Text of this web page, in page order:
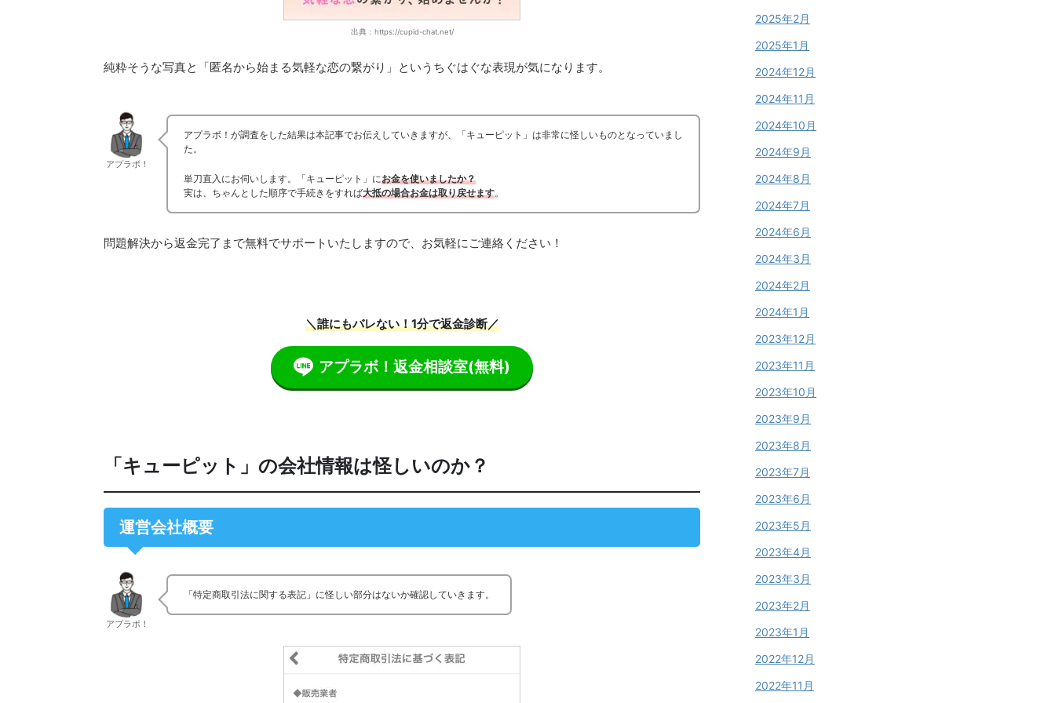
出典：https://cupid-chat.net/
純粋そうな写真と「匿名から始まる気軽な恋の繋がり」というちぐはぐな表現が気になります。
アプラボ！
アプラボ！が調査をした結果は本記事でお伝えしていきますが、「キューピット」は非常に怪しいものとなっていまし
た。
単刀直入にお伺いします。「キューピット」にお金を使いましたか？
実は、ちゃんとした順序で手続きをすれば大抵の場合お金は取り戻せます。
問題解決から返金完了まで無料でサポートいたしますので、お気軽にご連絡ください！
＼誰にもバレない！1分で返金診断／
アプラボ！返金相談室(無料)
「キューピット」の会社情報は怪しいのか？
運営会社概要
アプラボ！
「特定商取引法に関する表記」に怪しい部分はないか確認していきます。
2025年2月
2025年1月
2024年12月
2024年11月
2024年10月
2024年9月
2024年8月
2024年7月
2024年6月
2024年3月
2024年2月
2024年1月
2023年12月
2023年11月
2023年10月
2023年9月
2023年8月
2023年7月
2023年6月
2023年5月
2023年4月
2023年3月
2023年2月
2023年1月
2022年12月
2022年11月